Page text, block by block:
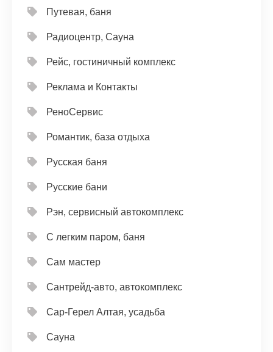
Путевая, баня
Радиоцентр, Сауна
Рейс, гостиничный комплекс
Реклама и Контакты
РеноСервис
Романтик, база отдыха
Русская баня
Русские бани
Рэн, сервисный автокомплекс
С легким паром, баня
Сам мастер
Сантрейд-авто, автокомплекс
Сар-Герел Алтая, усадьба
Сауна